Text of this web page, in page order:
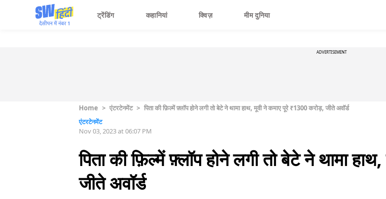
ट्रेंडिंग कहानियां क्विज़ मीम दुनिया
ADVERTISEMENT
Home > एंटरटेनमेंट > पिता की फ़िल्में फ़्लॉप होने लगी तो बेटे ने थामा हाथ, मूवी ने कमाए पूरे ₹1300 करोड़, जीते अवॉर्ड
एंटरटेनमेंट
Nov 03, 2023 at 06:07 PM
पिता की फ़िल्में फ़्लॉप होने लगी तो बेटे ने थामा
जीते अवॉर्ड